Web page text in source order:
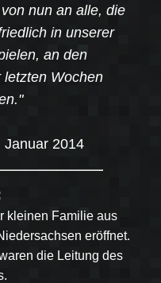
nun an alle, die
in unserer
an den
Wochen
Januar 2014
kleinen Familie aus
eröffnet.
die Leitung des